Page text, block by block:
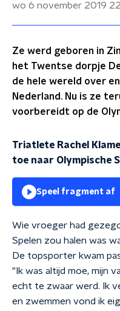
wo 6 november 2019
Ze werd geboren in
het Twentse dorpje
de hele wereld over
Nederland. Nu is ze
voorbereidt op de
Triatlete Rachel
toe naar Olympische
Speel fragment af
Wie vroeger had
Spelen zou halen was
De topsporter kwam
"Ik was altijd moe, mijn
echt te zwaar werd. Ik
en zwemmen vond ik